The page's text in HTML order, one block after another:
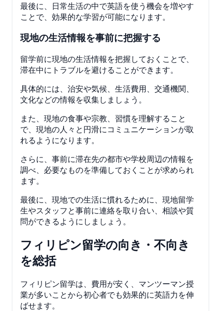
最後に、日常生活の中で英語を使う機会を増やす
ことで、効果的な学習が可能になります。
現地の生活情報を事前に把握する
留学前に現地の生活情報を把握しておくことで、
滞在中にトラブルを避けることができます。
具体的には、治安や気候、生活費用、交通機関、
文化などの情報を収集しましょう。
また、現地の食事や宗教、習慣を理解すること
で、現地の人々と円滑にコミュニケーションが取
れるようになります。
さらに、事前に滞在先の都市や学校周辺の情報を
調べ、必要なものを準備しておくことが求められ
ます。
最後に、現地での生活に慣れるために、現地留学
生やスタッフと事前に連絡を取り合い、相談や質
問ができるようにしましょう。
フィリピン留学の向き・不向き
を総括
フィリピン留学は、費用が安く、マンツーマン授
業が多いことから初心者でも効果的に英語力を伸
ばせます。